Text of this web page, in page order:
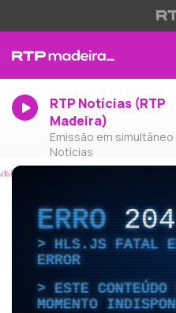
RTP Notícias (RTP
Madeira)
Emissão em simultâneo
Notícias
ERRO204
HLS.JS FATAL
ERROR
ESTE
MOMENTO